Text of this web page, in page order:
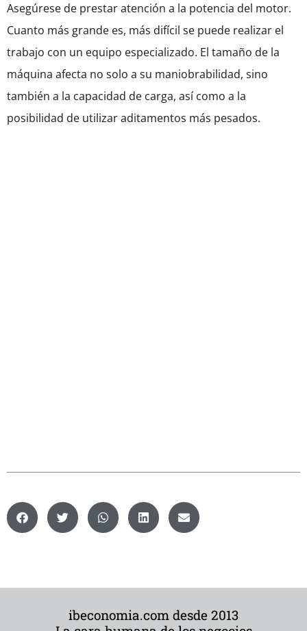
Asegúrese de prestar atención a la potencia del motor.
Cuanto más grande es, más difícil se puede realizar el
trabajo con un equipo especializado. El tamaño de la
máquina afecta no solo a su maniobrabilidad, sino
también a la capacidad de carga, así como a la
posibilidad de utilizar aditamentos más pesados.
ibeconomia.com desde 2013